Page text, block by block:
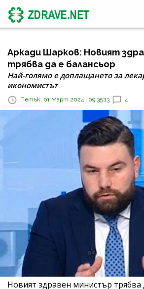
Аркади Шарков: Новият
трябва да е балансьор
Най-голямо е доплащането за
икономистът
Петък, 01 Март 2024 | 09:35:13 4
Новият здравен министър трябва